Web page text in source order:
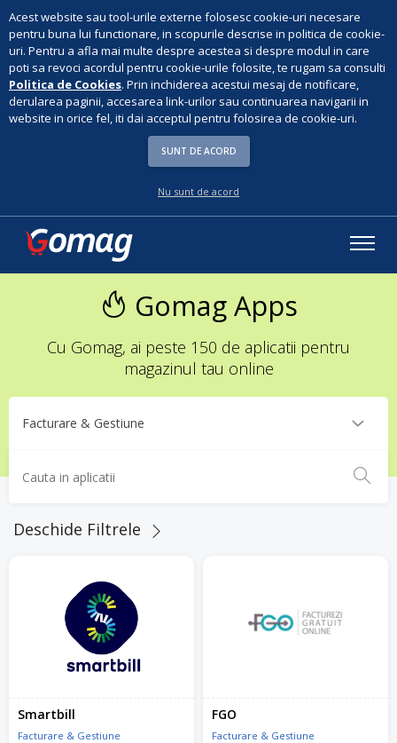
Acest website sau tool-urile externe folosesc cookie-uri necesare
pentru buna lui functionare, in scopurile descrise in politica de cookie-
uri. Pentru a afla mai multe despre acestea si despre modul in care
poti sa revoci acordul pentru cookie-urile folosite, te rugam sa consulti
Politica de Cookies. Prin inchiderea acestui mesaj de notificare,
derularea paginii, accesarea link-urilor sau continuarea navigarii in
website in orice fel, iti dai acceptul pentru folosirea de cookie-uri.
SUNT DE ACORD
Nu sunt de acord
Gomag Apps
Cu Gomag, ai peste 150 de aplicatii pentru
magazinul tau online
Deschide Filtrele
Smartbill
Facturare & Gestiune
FGO
Facturare & Gestiune